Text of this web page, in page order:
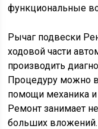
функциональные
Рычаг подвески
ходовой части
производить
Процедуру можно
помощи механика
Ремонт занимает
больших вложений.